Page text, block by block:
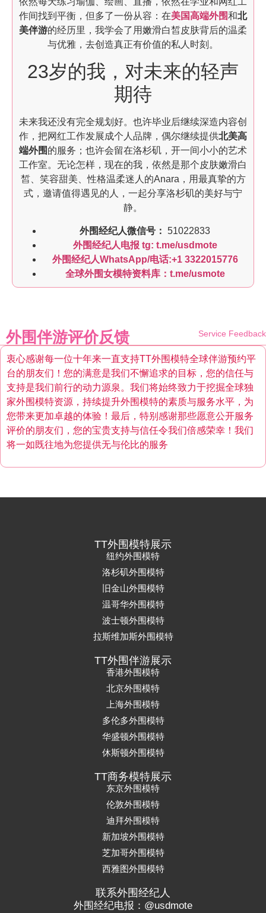
作间找到平衡，但多了一份从容：在美国高端外围和北
美伴游的经历里，我学会了用嫩滑白皙皮肤背后的温柔
与优雅，去创造真正有价值的私人时刻。
23岁的我，对未来的轻声
期待
未来我还没有完全规划好。也许毕业后继续深造内容创
作，把网红工作发展成个人品牌，偶尔继续提供北美高
端外围 的服务；也许会留在洛杉矶，开一间小小的艺术
工作室。无论怎样，现在的我，依然是那个皮肤嫩滑白
皙、笑容甜美、性格温柔迷人的Anara，用最真挚的方
式，邀请值得遇见的人，一起分享洛杉矶的美好与宁
静。
外围经纪人微信号： 51022833
外围经纪人电报 tg: t.me/usdmote
外围经纪人WhatsApp/电话:+1 3322015776
全球外围女模特资料库：t.me/usmote
外围伴游评价反馈 Service Feedback
衷心感谢每一位十年来一直支持TT外围模特全球伴游预约平
台的朋友们！您的满意是我们不懈追求的目标，您的信任与
支持是我们前行的动力源泉。我们将始终致力于挖掘全球独
家外围模特资源，持续提升外围模特的素质与服务水平，为
您带来更加卓越的体验！最后，特别感谢那些愿意公开服务
评价的朋友们，您的宝贵支持与信任令我们倍感荣幸！我们
将一如既往地为您提供无与伦比的服务
TT外围模特展示
纽约外围模特
洛杉矶外围模特
旧金山外围模特
温哥华外围模特
波士顿外围模特
拉斯维加斯外围模特
TT外围伴游展示
香港外围模特
北京外围模特
上海外围模特
多伦多外围模特
华盛顿外围模特
休斯顿外围模特
TT商务模特展示
东京外围模特
伦敦外围模特
迪拜外围模特
新加坡外围模特
芝加哥外围模特
西雅图外围模特
联系外围经纪人
外围经纪电报：@usdmote